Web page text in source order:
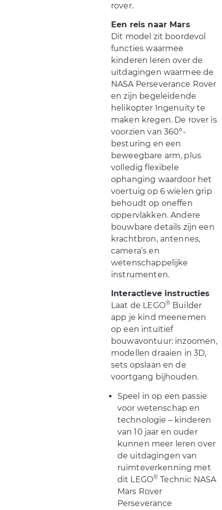
rover.
Een reis naar Mars
Dit model zit boordevol
functies waarmee
kinderen leren over de
uitdagingen waarmee de
NASA Perseverance Rover
en zijn begeleidende
helikopter Ingenuity te
maken kregen. De rover is
voorzien van 360°-
besturing en een
beweegbare arm, plus
volledig flexibele
ophanging waardoor het
voertuig op 6 wielen grip
behoudt op oneffen
oppervlakken. Andere
bouwbare details zijn een
krachtbron, antennes,
camera’s en
wetenschappelijke
instrumenten.
Interactieve instructies
Laat de LEGO® Builder
app je kind meenemen
op een intuïtief
bouwavontuur: inzoomen,
modellen draaien in 3D,
sets opslaan en de
voortgang bijhouden.
Speel in op een passie
voor wetenschap en
technologie – kinderen
van 10 jaar en ouder
kunnen meer leren over
de uitdagingen van
ruimteverkenning met
dit LEGO® Technic NASA
Mars Rover
Perseverance